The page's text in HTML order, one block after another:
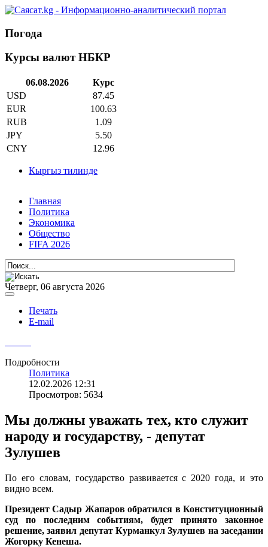
Погода
Курсы валют НБКР
06.08.2026
Курс
USD
87.45
EUR
100.63
RUB
1.09
JPY
5.50
CNY
12.96
Кыргыз тилинде
Главная
Политика
Экономика
Общество
FIFA 2026
Четверг, 06 августа 2026
Печать
E-mail
Подробности
Политика
12.02.2026 12:31
Просмотров: 5634
Мы должны уважать тех, кто служит
народу и государству, - депутат
Зулушев
По его словам, государство развивается с 2020 года, и это
видно всем.
Президент Садыр Жапаров обратился в Конституционный
суд по последним событиям, будет принято законное
решение, заявил депутат Курманкул Зулушев на заседании
Жогорку Кенеша.